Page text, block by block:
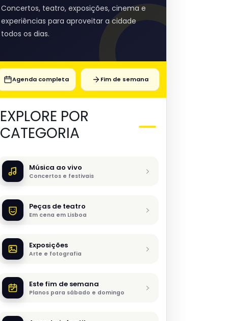
Concertos, teatro, exposições, cinema e
experiências para aproveitar a cidade
todos os dias.
Agenda completa Fim de semana
EXPLORE POR
CATEGORIA
Música ao vivo
Concertos e festivais
Peças de teatro
Em cena em Lisboa
Exposições
Arte e fotografia
Este fim de semana
Planos para sábado e domingo